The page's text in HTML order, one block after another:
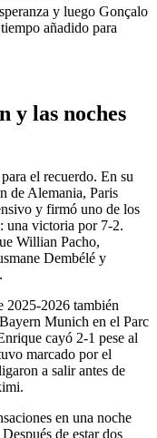
y luego Gonçalo
añadido para
y las noches
el recuerdo. En su
de Alemania, Paris
y firmó uno de los
una victoria por 7-2.
Willian Pacho,
Dembélé y
2025-2026 también
Munich en el Parc
cayó 2-1 pese al
marcado por el
a salir antes de
en una noche
de estar dos